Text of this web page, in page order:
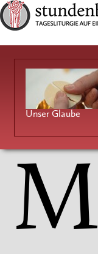
Unser Glaube
M